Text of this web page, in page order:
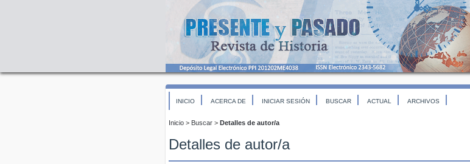
INICIO ACERCA DE INICIAR SESIÓN BUSCAR ACTUAL ARCHIVOS
Inicio > Buscar > Detalles de autor/a
Detalles de autor/a